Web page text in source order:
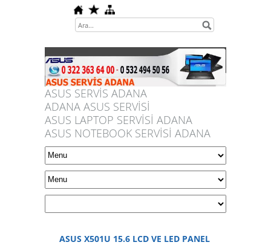
ASUS SERVİS ADANA
ADANA ASUS SERVİSİ
ASUS LAPTOP SERVİSİ ADANA
ASUS NOTEBOOK SERVİSİ ADANA
ASUS X501U 15.6 LCD VE LED PANEL